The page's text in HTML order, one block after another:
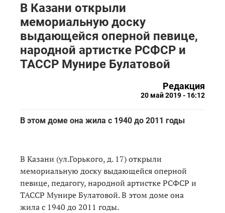
В Казани открыли
мемориальную доску
выдающейся оперной певице,
народной артистке РСФСР и
ТАССР Мунире Булатовой
Редакция
20 май 2019 - 16:12
В этом доме она жила с 1940 до 2011 годы
В Казани (ул.Горького, д. 17) открыли
мемориальную доску выдающейся оперной
певице, педагогу, народной артистке РСФСР и
ТАССР Мунире Булатовой. В этом доме она
жила с 1940 до 2011 годы.